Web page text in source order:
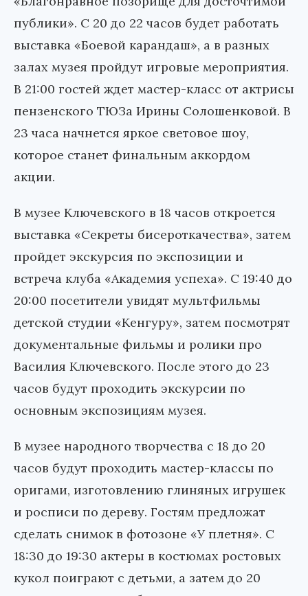
публики». С 20 до 22 часов будет работать
выставка «Боевой карандаш», а в разных
залах музея пройдут игровые мероприятия.
В 21:00 гостей ждет мастер-класс от актрисы
пензенского ТЮЗа Ирины Солошенковой. В
23 часа начнется яркое световое шоу,
которое станет финальным аккордом
акции.
В музее Ключевского в 18 часов откроется
выставка «Секреты бисероткачества», затем
пройдет экскурсия по экспозиции и
встреча клуба «Академия успеха». С 19:40 до
20:00 посетители увидят мультфильмы
детской студии «Кенгуру», затем посмотрят
документальные фильмы и ролики про
Василия Ключевского. После этого до 23
часов будут проходить экскурсии по
основным экспозициям музея.
В музее народного творчества с 18 до 20
часов будут проходить мастер-классы по
оригами, изготовлению глиняных игрушек
и росписи по дереву. Гостям предложат
сделать снимок в фотозоне «У плетня». С
18:30 до 19:30 актеры в костюмах ростовых
кукол поиграют с детьми, а затем до 20